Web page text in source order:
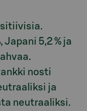
5,2 % ja
nosti
ja
neutraaliksi.